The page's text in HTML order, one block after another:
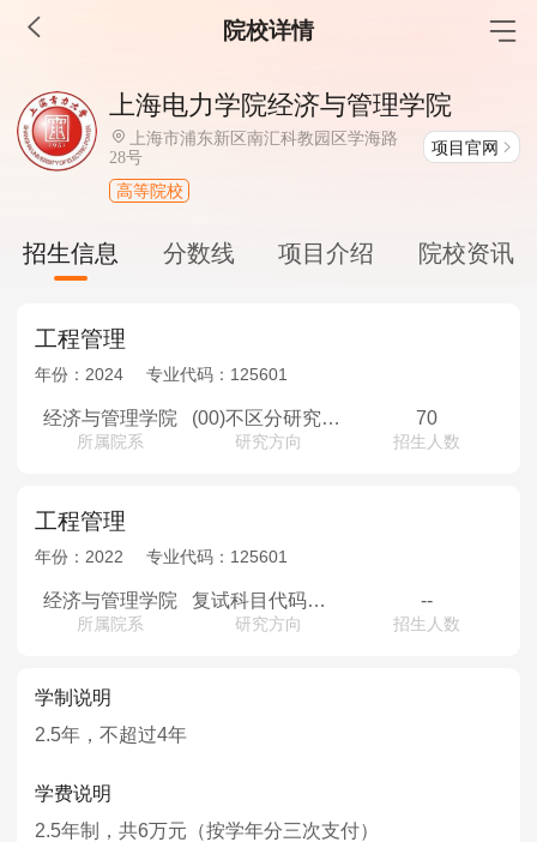
院校详情
MBA工商管理
院校库 考试报名 招生政策 学制学费
报名流程
考试真题
报考经验
MEM工程管理
考试真题
报考经验
院校库 考试报名 招生政策
报名流程
MPAcc会计专硕
院校库 考试报名 招生政策
考试真题
报考经验 招生简章
MTA旅游管理
院校库 考试报名
考试真题
上海电力学院经济与管理学院
上海市浦东新区南汇科教园区学海路
28号
项目官网
高等院校
招生信息 分数线 项目介绍 院校资讯
工程管理
年份： 2024 专业代码： 125601
经济与管理学院
所属院系
(00)不区分研究方向
研究方向
70
招生人数
工程管理
年份： 2022 专业代码： 125601
经济与管理学院
所属院系
复试科目代码及名称F028:思想政治理论
研究方向
--
招生人数
学制说明
2.5年，不超过4年
学费说明
2.5年制，共6万元（按学年分三次支付）